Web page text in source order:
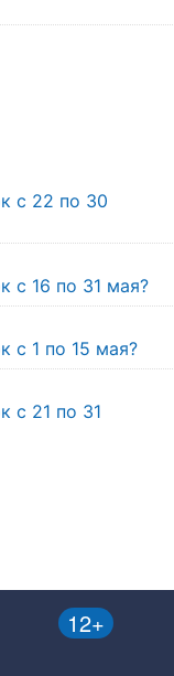
с 22 по 30
с 16 по 31 мая?
с 1 по 15 мая?
с 21 по 31
12+